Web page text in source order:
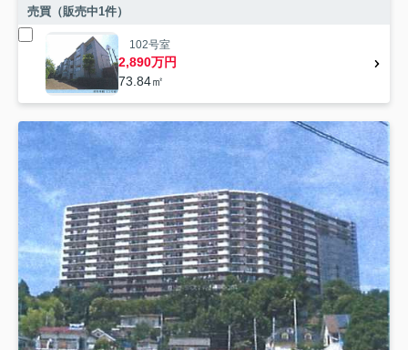
売買（販売中1件）
102号室
2,890万円
73.84㎡